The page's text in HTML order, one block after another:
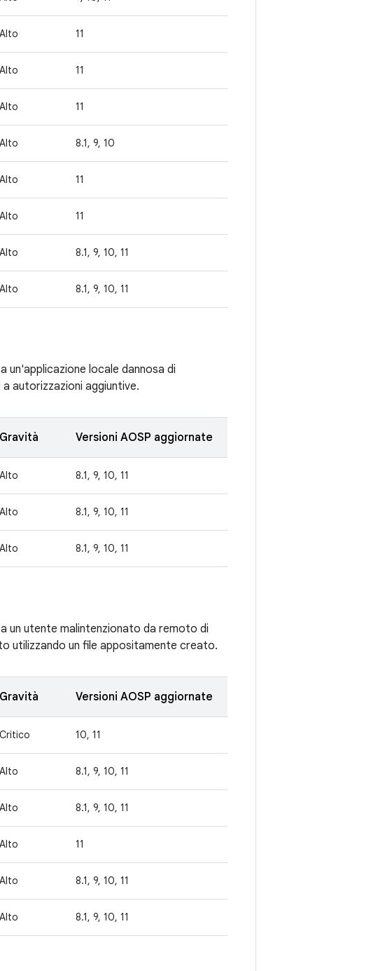
Alto 11
Alto 11
Alto 11
Alto 8.1, 9, 10
Alto 11
Alto 11
Alto 8.1, 9, 10, 11
Alto 8.1, 9, 10, 11
un'applicazione locale dannosa di
autorizzazioni aggiuntive.
Gravità Versioni AOSP aggiornate
Alto 8.1, 9, 10, 11
Alto 8.1, 9, 10, 11
Alto 8.1, 9, 10, 11
un utente malintenzionato da remoto di
utilizzando un file appositamente creato.
Gravità Versioni AOSP aggiornate
Critico 10, 11
Alto 8.1, 9, 10, 11
Alto 8.1, 9, 10, 11
Alto 11
Alto 8.1, 9, 10, 11
Alto 8.1, 9, 10, 11